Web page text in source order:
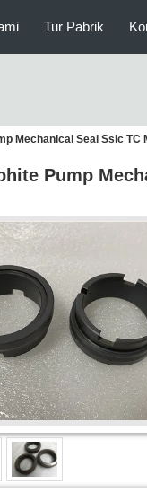
Tur Pabrik
Mechanical Seal Ssic TC
Pump